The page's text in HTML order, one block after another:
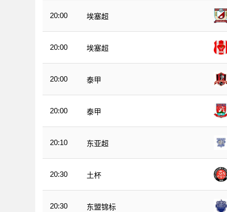
20:00 埃塞超
20:00 埃塞超
20:00 泰甲
20:00 泰甲
20:10 东亚超
20:30 土杯
20:30 东盟锦标